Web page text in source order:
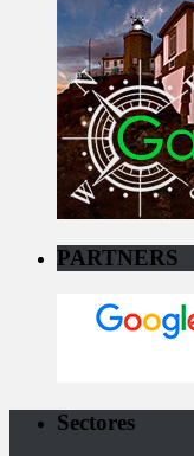
PARTNERS
Sectores